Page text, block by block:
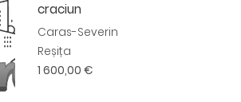
craciun
Caras-Severin
Reșița
1 600,00 €